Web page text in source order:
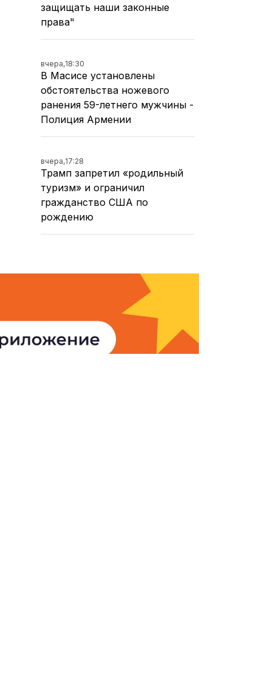
защищать наши законные
права"
вчера,18:30
В Масисе установлены
обстоятельства ножевого
ранения 59-летнего мужчины -
Полиция Армении
вчера,17:28
Трамп запретил «родильный
туризм» и ограничил
гражданство США по
рождению